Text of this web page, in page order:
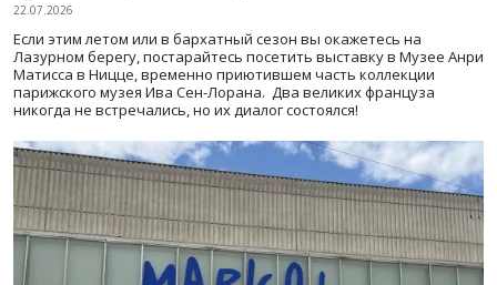
22.07.2026
Если этим летом или в бархатный сезон вы окажетесь на
Лазурном берегу, постарайтесь посетить выставку в Музее Анри
Матисса в Ницце, временно приютившем часть коллекции
парижского музея Ива Сен-Лорана. Два великих француза
никогда не встречались, но их диалог состоялся!